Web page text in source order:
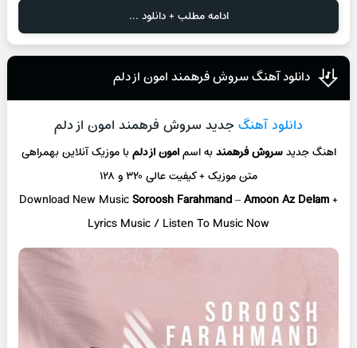
ادامه مطلب + دانلود ...
دانلود آهنگ سروش فرهمند امون از دلم
دانلود آهنگ جدید سروش فرهمند امون از دلم
اهنگ جدیدسروش فرهمندبه اسمامون از دلمبا موزیک آنلاینبهمراهی
متن موزیک + کیفیت عالی ۳۲۰ و ۱۲۸
Download New MusicSoroosh Farahmand–Amoon Az Delam+
Lyrics Music / Listen To Music Now